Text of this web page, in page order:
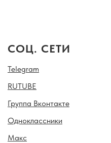
СОЦ. СЕТИ
Telegram
RUTUBE
Группа Вконтакте
Одноклассники
Mакс